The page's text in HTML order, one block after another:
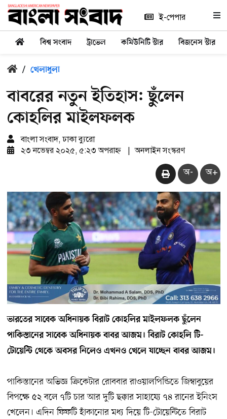
ই-পেপার
বিশ্ব সংবাদ ট্রাভেল কমিউনিটি স্টার বিজনেস স্টার
/ খেলাধুলা
বাবরের নতুন ইতিহাস: ছুঁলেন
কোহলির মাইলফলক
বাংলা সংবাদ, ঢাকা ব্যুরো
২৩ নভেম্বর ২০২৫, ৫:২৩ অপরাহ্ন
অনলাইন সংস্করণ
অ- অ+
ভারতের সাবেক অধিনায়ক বিরাট কোহলির মাইলফলক ছুঁলেন
পাকিস্তানের সাবেক অধিনায়ক বাবর আজম। বিরাট কোহলি টি-
টোয়েন্টি থেকে অবসর নিলেও এখনও খেলে যাচ্ছেন বাবর আজম।
পাকিস্তানের অভিজ্ঞ ক্রিকেটার রোববার রাওয়ালপিন্ডিতে জিম্বাবুয়ের
বিপক্ষে ৫২ বলে ৭টি চার আর দুটি ছক্কার সাহায্যে ৭৪ রানের ইনিংস
খেলেন। এদিন ফিফটি হাঁকানোর মধ্য দিয়ে টি-টোয়েন্টিতে বিরাট